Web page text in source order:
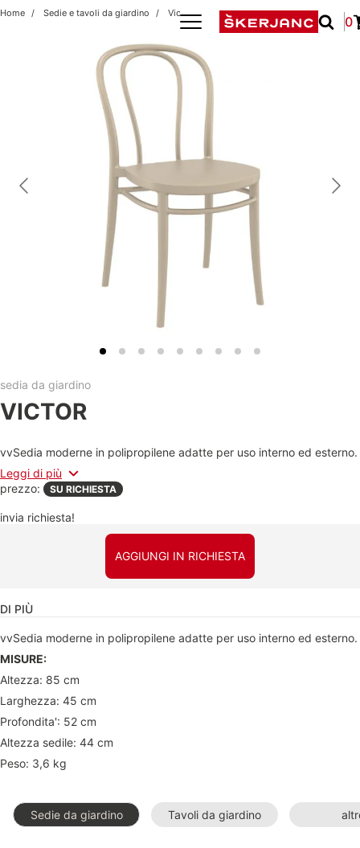
0
Home Sedie e tavoli da giardino Victor
sedia da giardino
VICTOR
vvSedia moderne in polipropilene adatte per uso interno ed esterno.
Leggi di più
prezzo:
SU RICHIESTA
invia richiesta!
AGGIUNGI IN RICHIESTA
DI PIÙ
vvSedia moderne in polipropilene adatte per uso interno ed esterno.
MISURE:
Altezza: 85 cm
Larghezza: 45 cm
Profondita': 52 cm
Altezza sedile: 44 cm
Peso: 3,6 kg
Sedie da giardino Tavoli da giardino